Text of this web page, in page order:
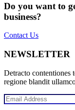
Do you want to
business?
Contact Us
NEWSLETTER
Detracto contentiones
regione blandit